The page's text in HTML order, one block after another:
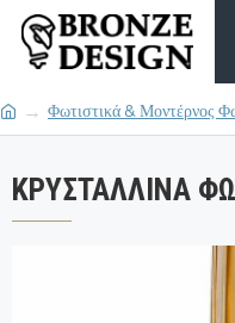
Φωτιστικά & Μοντέρνος
ΚΡΥΣΤΆΛΛΙΝΑ